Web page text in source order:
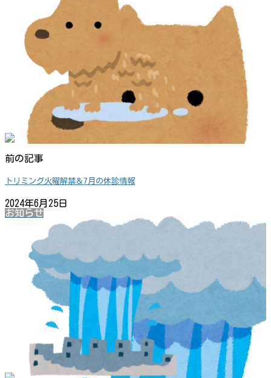
前の記事
トリミング火曜解禁＆7月の休診情報
2024年6月25日
お知らせ